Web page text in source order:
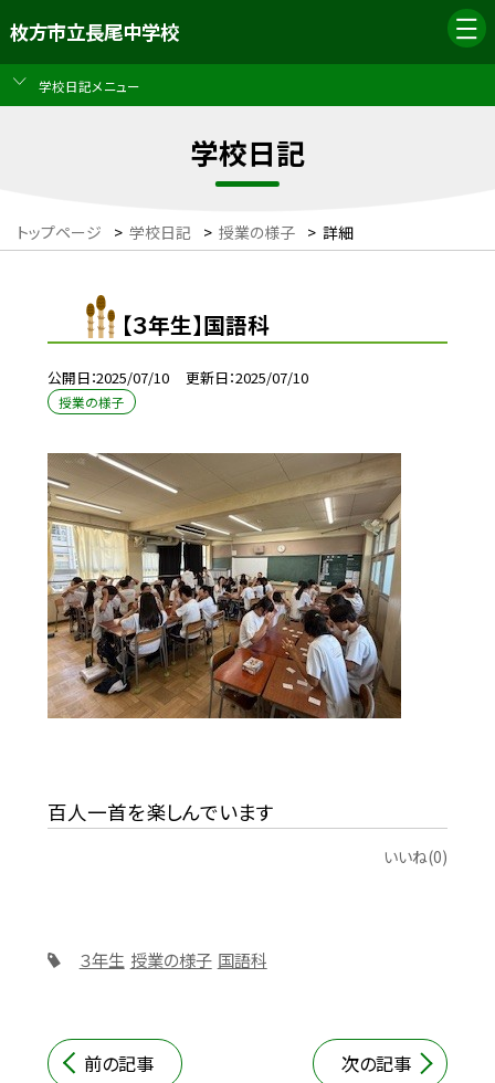
枚方市立長尾中学校
学校日記メニュー
学校日記
トップページ > 学校日記 > 授業の様子 > 詳細
【３年生】国語科
公開日 2025/07/10 更新日 2025/07/10
授業の様子
百人一首を楽しんでいます
いいね(0)
３年生 授業の様子 国語科
前の記事 次の記事